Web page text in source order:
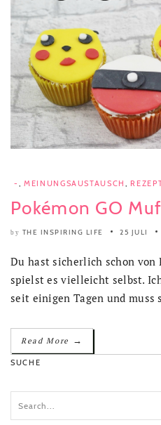
- , MEINUNGSAUSTAUSCH,
Pokémon GO
by THE INSPIRING LIFE 25 JULI
Du hast sicherlich schon von
spielst es vielleicht selbst.
seit einigen Tagen und muss
Read More →
SUCHE